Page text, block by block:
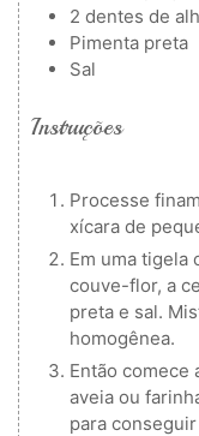
2 dentes de
Pimenta preta
Sal
Instruções
Processe
xícara de
Em uma tigela
couve-flor, a
preta e sal.
homogênea.
Então comece
aveia ou
para